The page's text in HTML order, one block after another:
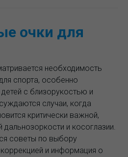
очки для
необходимость
спорта, особенно
с близорукостью и
случаи, когда
критически важной,
и косоглазии.
советы по выбору
и информация о